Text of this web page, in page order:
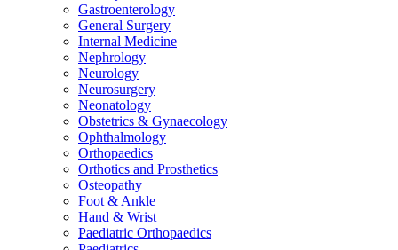
Gastroenterology
General Surgery
Internal Medicine
Nephrology
Neurology
Neurosurgery
Neonatology
Obstetrics & Gynaecology
Ophthalmology
Orthopaedics
Orthotics and Prosthetics
Osteopathy
Foot & Ankle
Hand & Wrist
Paediatric Orthopaedics